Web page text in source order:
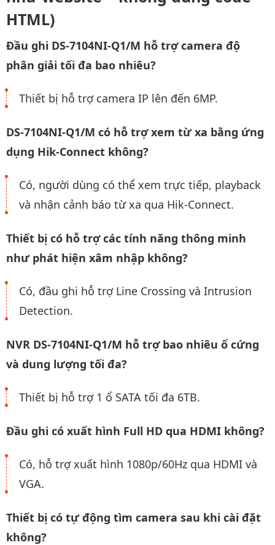
HTML)
Đầu ghi DS-7104NI-Q1/M hỗ trợ camera độ
phân giải tối đa bao nhiêu?
Thiết bị hỗ trợ camera IP lên đến 6MP.
DS-7104NI-Q1/M có hỗ trợ xem từ xa bằng ứng
dụng Hik-Connect không?
Có, người dùng có thể xem trực tiếp, playback
và nhận cảnh báo từ xa qua Hik-Connect.
Thiết bị có hỗ trợ các tính năng thông minh
như phát hiện xâm nhập không?
Có, đầu ghi hỗ trợ Line Crossing và Intrusion
Detection.
NVR DS-7104NI-Q1/M hỗ trợ bao nhiêu ổ cứng
và dung lượng tối đa?
Thiết bị hỗ trợ 1 ổ SATA tối đa 6TB.
Đầu ghi có xuất hình Full HD qua HDMI không?
Có, hỗ trợ xuất hình 1080p/60Hz qua HDMI và
VGA.
Thiết bị có tự động tìm camera sau khi cài đặt
không?